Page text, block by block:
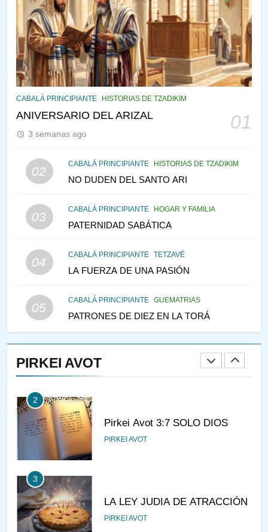
CABALÁ PRINCIPIANTE HISTORIAS DE TZADIKIM
ANIVERSARIO DEL ARIZAL 01
3 semanas ago
02
CABALÁ PRINCIPIANTE HISTORIAS DE TZADIKIM
NO DUDEN DEL SANTO ARI
03
CABALÁ PRINCIPIANTE HOGAR Y FAMILIA
PATERNIDAD SABÁTICA
04
CABALÁ PRINCIPIANTE TETZAVÉ
LA FUERZA DE UNA PASIÓN
05
CABALÁ PRINCIPIANTE GUEMATRIAS
PATRONES DE DIEZ EN LA TORÁ
PIRKEI AVOT
143
¿QUIÉN ES SABIO? EL QUE
VE LO QUE VA A NACER
PENSAMIENTO JUDÍO PIRKEI AVOT
144
CABALÁ Y JASIDUT: EL
CONSEJO DE LOS PADRES
145
TEMPLO Y LA ALEGRÍA EN
VEAMOS ¿POR QUÉ
IEHOSHÚA? Y LA QUEJA DE
1
CONVERSAR CON LA MUJER
A LA LUZ DEL JUDAÍSMO
AMOR, PAREJA Y MATRIMONIO
2
Pirkei Avot 3:7 SOLO DIOS
PIRKEI AVOT
3
LA LEY JUDIA DE ATRACCIÓN
PIRKEI AVOT